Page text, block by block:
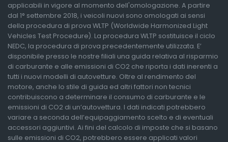
applicabili in vigore al momento dell'omologazione. A partire
dal 1° settembre 2018, i veicoli nuovi sono omologati ai sensi
della procedura di prova WLTP (Worldwide Harmonized Light
Vehicles Test Procedure). La procedura WLTP sostituisce il ciclo
NEDC, la procedura di prova precedentemente utilizzata. E’
disponibile presso le nostre filiali una guida relativa al risparmio
di carburante e alle emissioni di CO2 che riporta i dati inerenti a
tutti i nuovi modelli di autovetture. Oltre al rendimento del
motore, anche lo stile di guida ed altri fattori non tecnici
contribuiscono a determinare il consumo di carburante e le
emissioni di CO2 di un’autovettura. I dati indicati potrebbero
variare a seconda dell’equipaggiamento scelto e di eventuali
accessori aggiuntivi. Ai fini del calcolo di imposte che si basano
sulle emissioni di CO2, potrebbero essere applicati valori